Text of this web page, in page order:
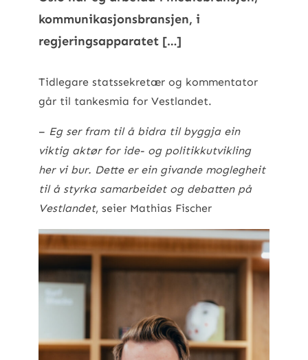
kommunikasjonsbransjen, i
regjeringsapparatet […]
Tidlegare statssekretær og kommentator
går til tankesmia for Vestlandet.
– Eg ser fram til å bidra til byggja ein
viktig aktør for ide- og politikkutvikling
her vi bur. Dette er ein givande moglegheit
til å styrka samarbeidet og debatten på
Vestlandet, seier Mathias Fischer